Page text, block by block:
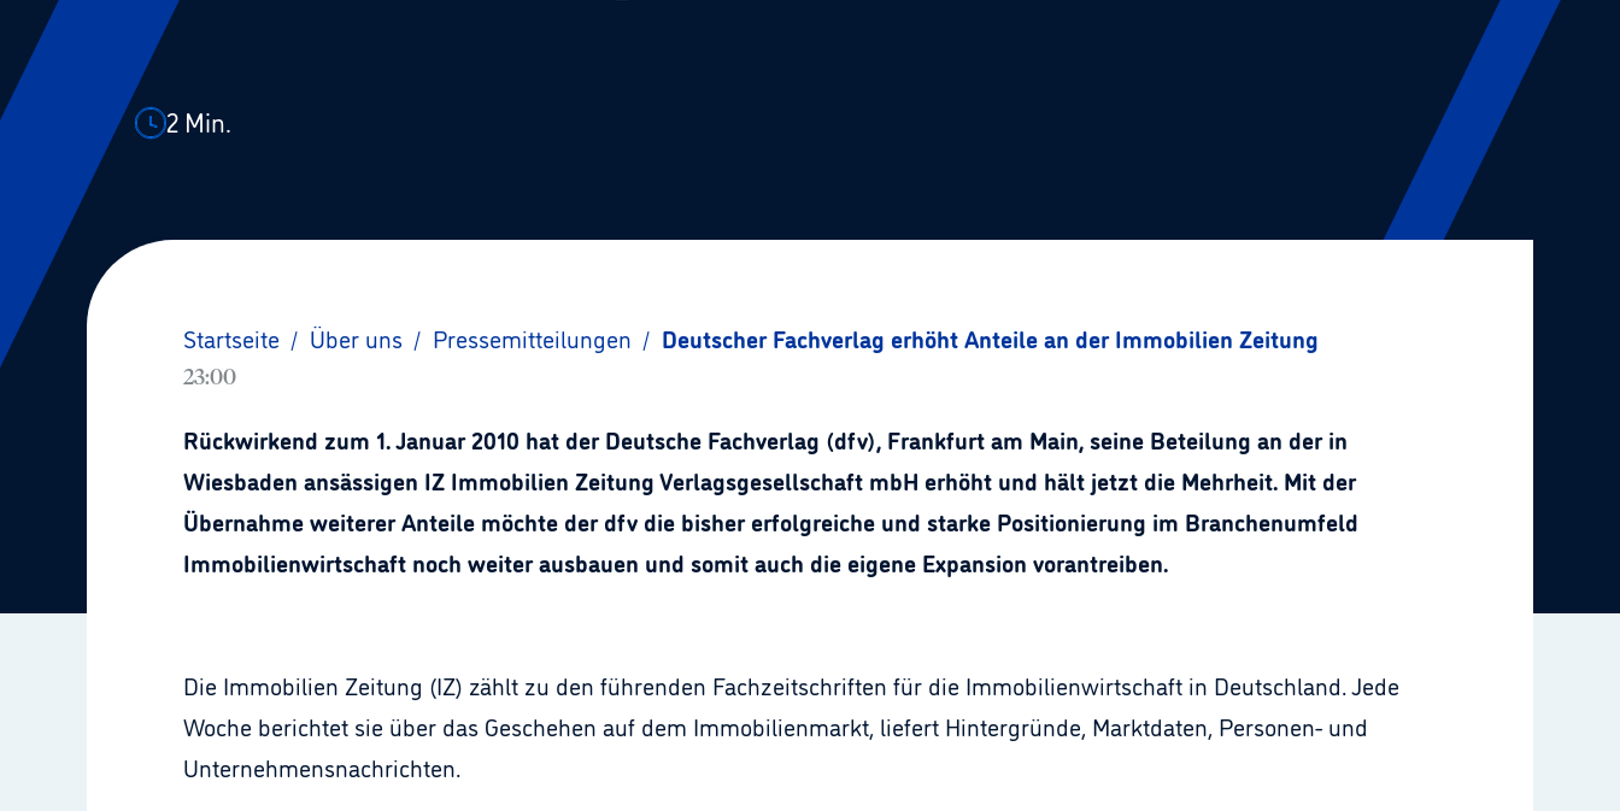
2 Min.
Startseite / Über uns / Pressemitteilungen / Deutscher Fachverlag erhöht Anteile an der Immobilien Zeitung
23:00
Rückwirkend zum 1. Januar 2010 hat der Deutsche Fachverlag (dfv), Frankfurt am Main, seine Beteilung an der in
Wiesbaden ansässigen IZ Immobilien Zeitung Verlagsgesellschaft mbH erhöht und hält jetzt die Mehrheit. Mit der
Übernahme weiterer Anteile möchte der dfv die bisher erfolgreiche und starke Positionierung im Branchenumfeld
Immobilienwirtschaft noch weiter ausbauen und somit auch die eigene Expansion vorantreiben.
Die Immobilien Zeitung (IZ) zählt zu den führenden Fachzeitschriften für die Immobilienwirtschaft in Deutschland. Jede
Woche berichtet sie über das Geschehen auf dem Immobilienmarkt, liefert Hintergründe, Marktdaten, Personen- und
Unternehmensnachrichten.